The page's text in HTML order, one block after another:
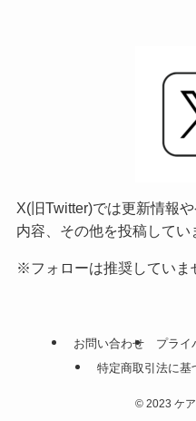
X(旧Twitter)では更新情報
内容、その他を投稿してい
※フォローは推奨していま
お問い合わせ
プライ
特定商取引法に基
©2023 ケ